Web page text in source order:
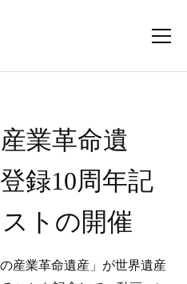
業革命遺
録10周年記
トの開催
産業革命遺産」が世界遺産